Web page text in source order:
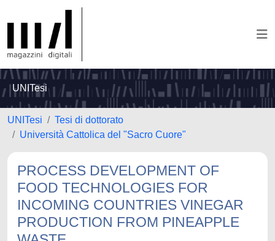
UNITesi
UNITesi
Tesi di dottorato
Università Cattolica del "Sacro Cuore"
PROCESS DEVELOPMENT OF
FOOD TECHNOLOGIES FOR
INCOMING COUNTRIES VINEGAR
PRODUCTION FROM PINEAPPLE